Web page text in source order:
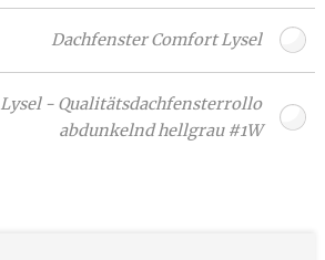
Dachfenster Comfort Lysel
Lysel - Qualitätsdachfensterrollo
abdunkelnd hellgrau #1W